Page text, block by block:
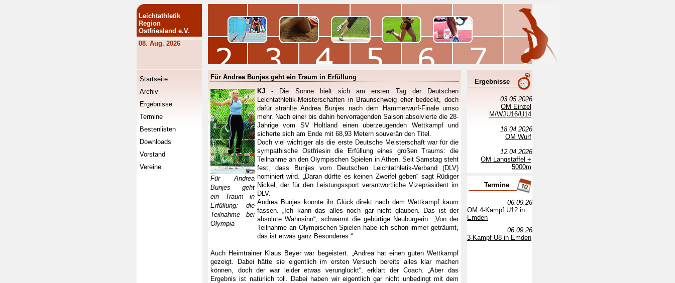
Leichtathletik
Region
Ostfriesland e.V.
08. Aug. 2026
Startseite
Archiv
Ergebnisse
Termine
Bestenlisten
Downloads
Vorstand
Vereine
Für Andrea Bunjes geht ein Traum in Erfüllung
Für Andrea
Bunjes geht
ein Traum in
Erfüllung: die
Teilnahme bei
Olympia
KJ - Die Sonne hielt sich am ersten Tag der Deutschen
Leichtathletik-Meisterschaften in Braunschweig eher bedeckt, doch
dafür strahlte Andrea Bunjes nach dem Hammerwurf-Finale umso
mehr. Nach einer bis dahin hervorragenden Saison absolvierte die 28-
Jährige vom SV Holtland einen überzeugenden Wettkampf und
sicherte sich am Ende mit 68,93 Metern souverän den Titel.
Doch viel wichtiger als die erste Deutsche Meisterschaft war für die
sympathische Ostfriesin die Erfüllung eines großen Traums: die
Teilnahme an den Olympischen Spielen in Athen. Seit Samstag steht
fest, dass Bunjes vom Deutschen Leichtathletik-Verband (DLV)
nominiert wird. „Daran dürfte es keinen Zweifel geben“ sagt Rüdiger
Nickel, der für den Leistungssport verantwortliche Vizepräsident im
DLV.
Andrea Bunjes konnte ihr Glück direkt nach dem Wettkampf kaum
fassen. „Ich kann das alles noch gar nicht glauben. Das ist der
absolute Wahnsinn“, schwärmt die gebürtige Neuburgerin. „Von der
Teilnahme an Olympischen Spielen habe ich schon immer geträumt,
das ist etwas ganz Besonderes.“
Auch Heimtrainer Klaus Beyer war begeistert. „Andrea hat einen guten Wettkampf
gezeigt. Dabei hätte sie eigentlich im ersten Versuch bereits alles klar machen
können, doch der war leider etwas verunglückt“, erklärt der Coach. „Aber das
Ergebnis ist natürlich toll. Dabei haben wir eigentlich gar nicht unbedingt mit dem
Ergebnisse
03.05.2026
OM Einzel
M/WJU16/U14
18.04.2026
OM Wurf
12.04.2026
OM Langstaffel +
5000m
Termine
06.09.26
OM 4-Kampf U12 in
Emden
06.09.26
3-Kampf U8 in Emden